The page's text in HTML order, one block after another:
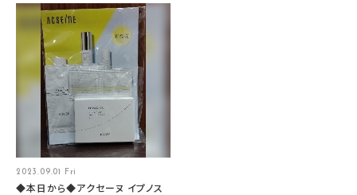
2023.09.01 Fri
◆本日から◆アクセーヌ イプノス